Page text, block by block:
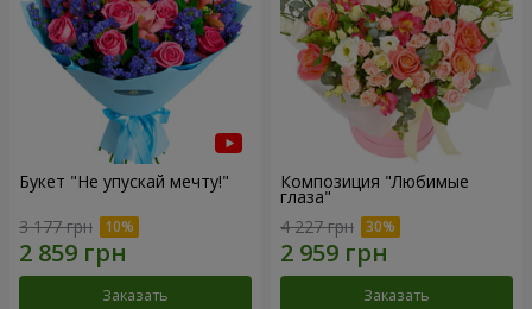
Букет "Не упускай мечту!"
3 177 грн
Заказать
Композиция "Любимые
глаза"
4 227 грн
Заказать